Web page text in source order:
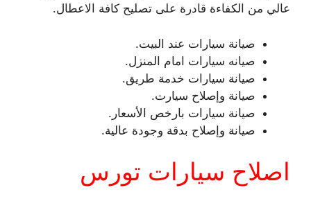
عالي من الكفاءة قادرة على تصليح كافة الاعطال.
صيانة سيارات عند البيت.
صيانه سيارات امام المنزل.
صيانة سيارات خدمة طريق.
صيانة وإصلاح سيارت.
صيانة سيارات بارخص الأسعار.
صيانة وإصلاح بدقة وجودة عالية.
اصلاح سيارات تورس